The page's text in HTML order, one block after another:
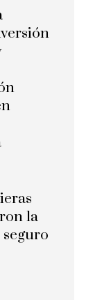
la